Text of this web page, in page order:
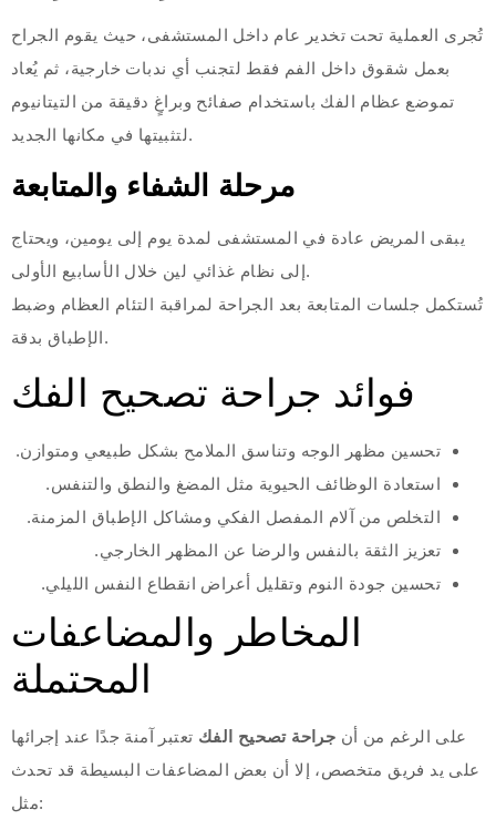
تُجرى العملية تحت تخدير عام داخل المستشفى، حيث يقوم الجراح
بعمل شقوق داخل الفم فقط لتجنب أي ندبات خارجية، ثم يُعاد
تموضع عظام الفك باستخدام صفائح وبراغٍ دقيقة من التيتانيوم
لتثبيتها في مكانها الجديد.
مرحلة الشفاء والمتابعة
يبقى المريض عادة في المستشفى لمدة يوم إلى يومين، ويحتاج
إلى نظام غذائي لين خلال الأسابيع الأولى.
تُستكمل جلسات المتابعة بعد الجراحة لمراقبة التئام العظام وضبط
الإطباق بدقة.
فوائد جراحة تصحيح الفك
تحسين مظهر الوجه وتناسق الملامح بشكل طبيعي ومتوازن.
استعادة الوظائف الحيوية مثل المضغ والنطق والتنفس.
التخلص من آلام المفصل الفكي ومشاكل الإطباق المزمنة.
تعزيز الثقة بالنفس والرضا عن المظهر الخارجي.
تحسين جودة النوم وتقليل أعراض انقطاع النفس الليلي.
المخاطر والمضاعفات
المحتملة
على الرغم من أن جراحة تصحيح الفك تعتبر آمنة جدًا عند إجرائها
على يد فريق متخصص، إلا أن بعض المضاعفات البسيطة قد تحدث
مثل: